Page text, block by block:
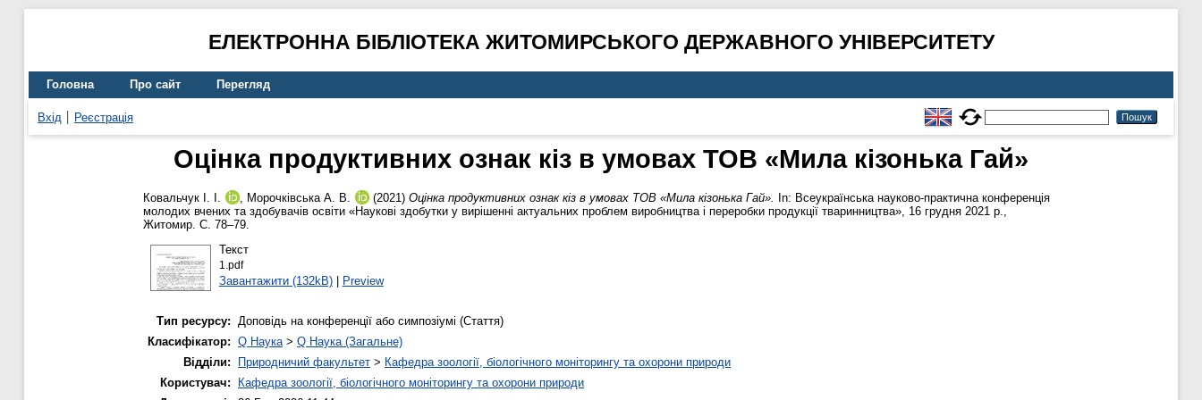
ЕЛЕКТРОННА БІБЛІОТЕКА ЖИТОМИРСЬКОГО ДЕРЖАВНОГО УНІВЕРСИТЕТУ
Головна Про сайт Перегляд
Вхід Реєстрація
Оцінка продуктивних ознак кіз в умовах ТОВ «Мила кізонька Гай»
Ковальчук І. І. , Морочківська А. В. (2021) Оцінка продуктивних ознак кіз в умовах ТОВ «Мила кізонька Гай».
In: Всеукраїнська науково-практична конференція
молодих вчених та здобувачів освіти «Наукові здобутки у вирішенні актуальних проблем виробництва і переробки продукції тваринництва», 16 грудня 2021 р.,
Житомир. С. 78–79.
Текст
1.pdf
Завантажити (132kB)| Preview
Тип ресурсу: Доповідь на конференції або симпозіумі (Стаття)
Класифікатор: Q Наука> Q Наука (Загальне)
Відділи:
Природничий факультет > Кафедра зоології, біологічного моніторингу та охорони природи
Користувач:
Кафедра зоології, біологічного моніторингу та охорони природи